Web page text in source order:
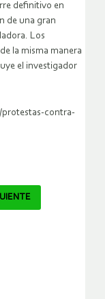
definitivo en
de una gran
Los
la misma manera
el investigador
contra-